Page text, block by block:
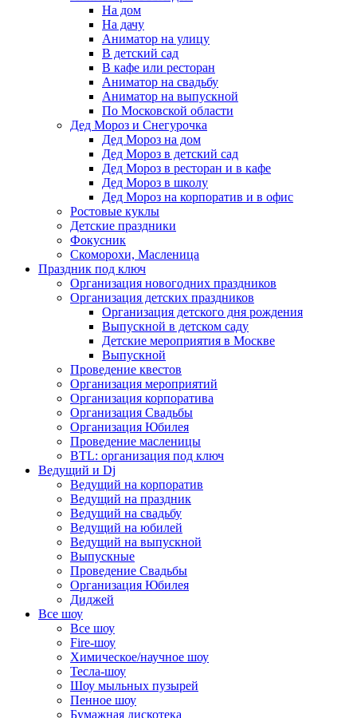
На дом
На дачу
Аниматор на улицу
В детский сад
В кафе или ресторан
Аниматор на свадьбу
Аниматор на выпускной
По Московской области
Дед Мороз и Снегурочка
Дед Мороз на дом
Дед Мороз в детский сад
Дед Мороз в ресторан и в кафе
Дед Мороз в школу
Дед Мороз на корпоратив и в офис
Ростовые куклы
Детские праздники
Фокусник
Скоморохи, Масленица
Праздник под ключ
Организация новогодних праздников
Организация детских праздников
Организация детского дня рождения
Выпускной в детском саду
Детские мероприятия в Москве
Выпускной
Проведение квестов
Организация мероприятий
Организация корпоратива
Организация Свадьбы
Организация Юбилея
Проведение масленицы
BTL: организация под ключ
Ведущий и Dj
Ведущий на корпоратив
Ведущий на праздник
Ведущий на свадьбу
Ведущий на юбилей
Ведущий на выпускной
Выпускные
Проведение Свадьбы
Организация Юбилея
Диджей
Все шоу
Все шоу
Fire-шоу
Химическое/научное шоу
Тесла-шоу
Шоу мыльных пузырей
Пенное шоу
Бумажная дискотека